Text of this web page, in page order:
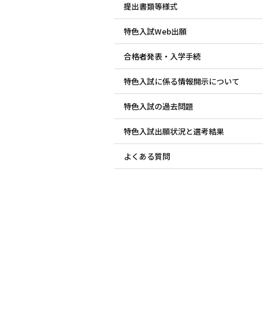
ュ
ー
提出書類等様式
特色入試Web出願
合格者発表・入学手続
特色入試に係る情報開示について
特色入試の過去問題
特色入試出願状況と選考結果
よくある質問